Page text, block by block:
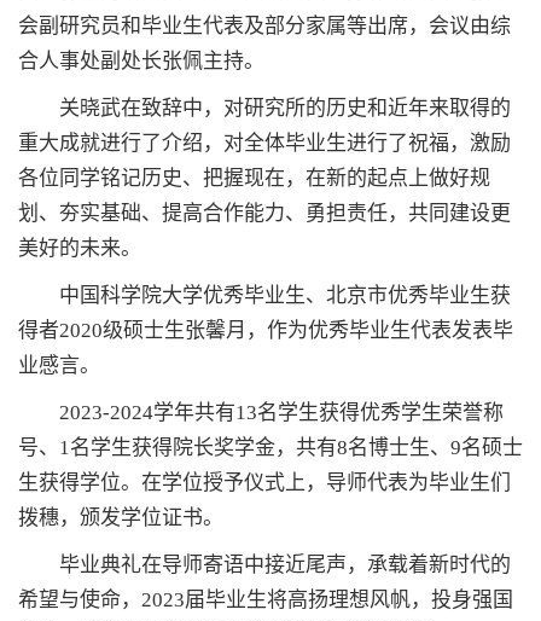
会副研究员和毕业生代表及部分家属等出席，会议由综
合人事处副处长张佩主持。
关晓武在致辞中，对研究所的历史和近年来取得的
重大成就进行了介绍，对全体毕业生进行了祝福，激励
各位同学铭记历史、把握现在，在新的起点上做好规
划、夯实基础、提高合作能力、勇担责任，共同建设更
美好的未来。
中国科学院大学优秀毕业生、北京市优秀毕业生获
得者2020级硕士生张馨月，作为优秀毕业生代表发表毕
业感言。
2023-2024学年共有13名学生获得优秀学生荣誉称
号、1名学生获得院长奖学金，共有8名博士生、9名硕士
生获得学位。在学位授予仪式上，导师代表为毕业生们
拨穗，颁发学位证书。
毕业典礼在导师寄语中接近尾声，承载着新时代的
希望与使命，2023届毕业生将高扬理想风帆，投身强国